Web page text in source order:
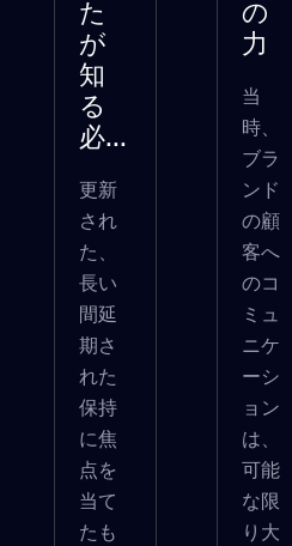
た
が
知
る
必...
更新
され
た、
長い
間延
期さ
れた
保持
に焦
点を
当て
たも
の
力
当
時、
ブラ
ンド
の顧
客へ
のコ
ミュ
ニケ
ーシ
ョン
は、
可能
な限
り大